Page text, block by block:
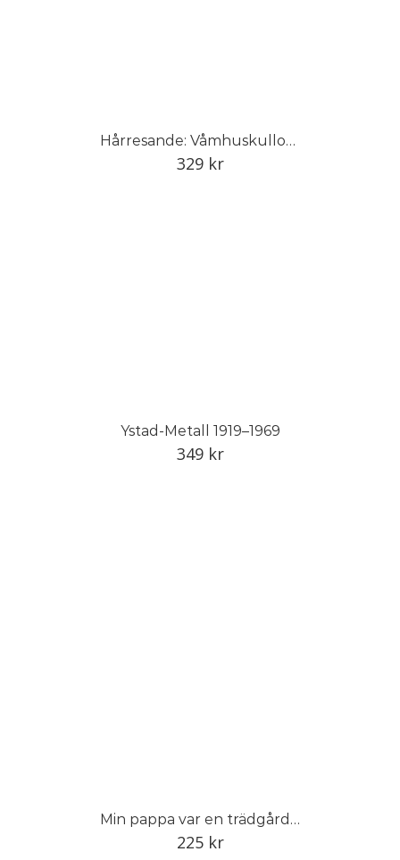
Hårresande: Våmhuskullornas hårsmycken och vandringar
329 kr
Ystad-Metall 1919–1969
349 kr
Min pappa var en trädgårdens mästare
225 kr